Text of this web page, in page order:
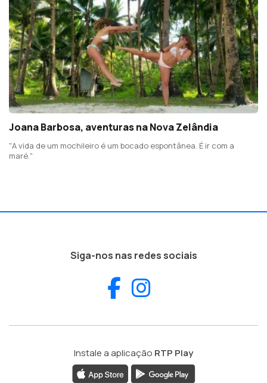
Joana Barbosa, aventuras na Nova Zelândia
"A vida de um mochileiro é um bocado espontânea. É ir com a
maré."
Siga-nos nas redes sociais
Facebook
Instale a aplicação RTP Play